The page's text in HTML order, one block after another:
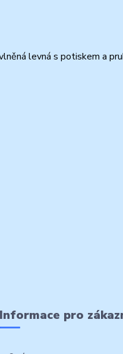
levná s potiskem a
Informace pro